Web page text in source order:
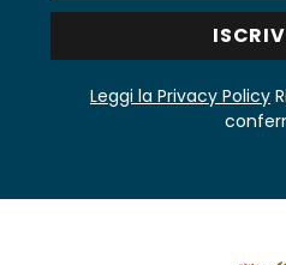
Leggi la Privacy Policy